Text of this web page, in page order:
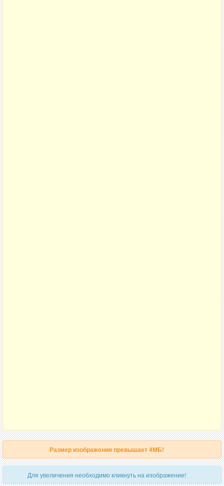
Размер изображения превышает 4МБ!
Для увеличения необходимо кликнуть на изображение!